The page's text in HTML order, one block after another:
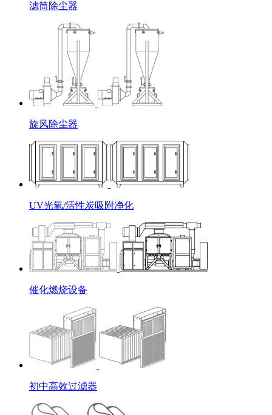
滤筒除尘器
旋风除尘器
UV光氧/活性炭吸附净化
催化燃烧设备
初中高效过滤器